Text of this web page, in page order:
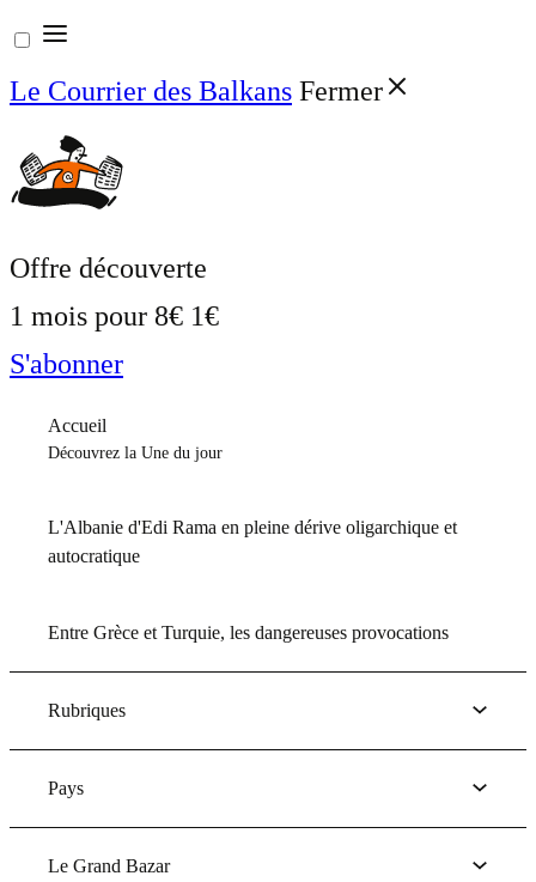
Aller
au
contenu
Le Courrier des Balkans Fermer
Offre découverte
1 mois pour 8€ 1€
S'abonner
Accueil
Découvrez la Une du jour
L'Albanie d'Edi Rama en pleine dérive oligarchique et
autocratique
Entre Grèce et Turquie, les dangereuses provocations
Rubriques
Pays
Le Grand Bazar